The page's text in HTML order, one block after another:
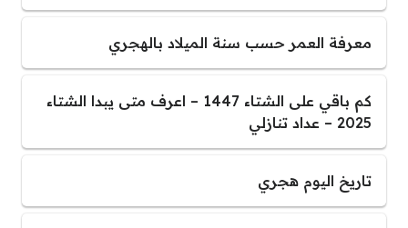
معرفة العمر حسب سنة الميلاد بالهجري
كم باقي على الشتاء 1447 – اعرف متى يبدا الشتاء
2025 – عداد تنازلي
تاريخ اليوم هجري